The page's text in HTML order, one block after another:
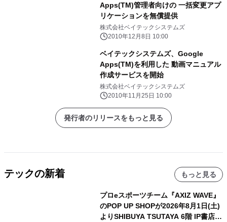
Apps(TM)管理者向けの 一括変更アプ
リケーションを無償提供
株式会社ベイテックシステムズ
2010年12月8日 10:00
ベイテックシステムズ、Google
Apps(TM)を利用した 動画マニュアル
作成サービスを開始
株式会社ベイテックシステムズ
2010年11月25日 10:00
発行者のリリースをもっと見る
テックの新着 もっと見る
プロeスポーツチーム『AXIZ WAVE』
のPOP UP SHOPが2026年8月1日(土)
よりSHIBUYA TSUTAYA 6階 IP書店で